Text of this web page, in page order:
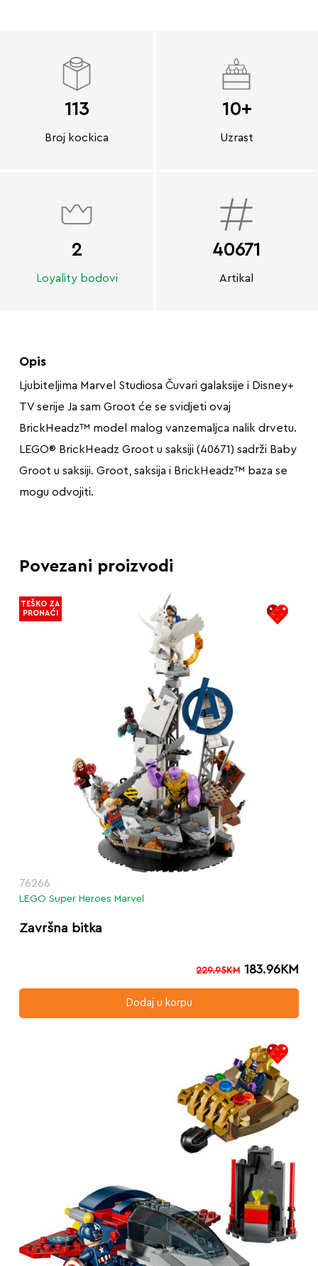
113
Broj kockica
10+
Uzrast
2
Loyality bodovi
40671
Artikal
Opis
Ljubiteljima Marvel Studiosa Čuvari galaksije i Disney+
TV serije Ja sam Groot će se svidjeti ovaj
BrickHeadz™ model malog vanzemaljca nalik drvetu.
LEGO® BrickHeadz Groot u saksiji (40671) sadrži Baby
Groot u saksiji. Groot, saksija i BrickHeadz™ baza se
mogu odvojiti.
Povezani proizvodi
76266
LEGO Super Heroes Marvel
Završna bitka
229.95KM 183.96KM
Dodaj u korpu
TEŠKO ZA
PRONAĆI